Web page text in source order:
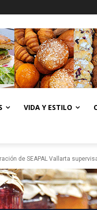
VIDA Y ESTILO
de SEAPAL Vallarta